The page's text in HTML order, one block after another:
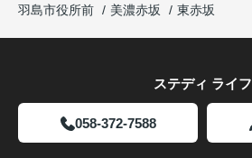
羽島市役所前
美濃赤坂 東赤坂
ステディ ライフ
058-372-7588